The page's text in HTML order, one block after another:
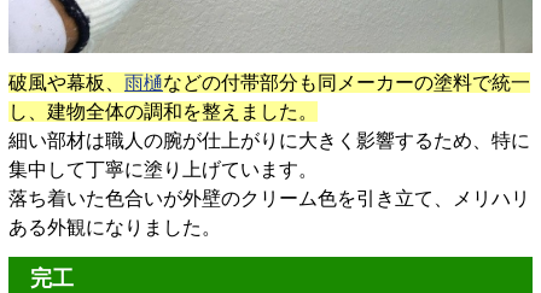
破風や幕板、 雨樋などの付帯部分も同メーカーの塗料で統一
し、建物全体の調和を整えました。
細い部材は職人の腕が仕上がりに大きく影響するため、特に
集中して丁寧に塗り上げています。
落ち着いた色合いが外壁のクリーム色を引き立て、メリハリ
ある外観になりました。
完工